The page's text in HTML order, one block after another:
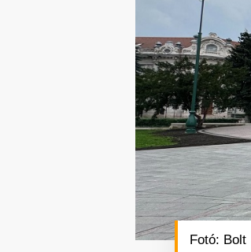
Fotó: Bolt